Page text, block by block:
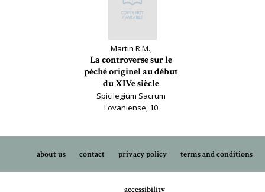
Martin R.M.,
La controverse sur le
péché originel au début
du XIVe siècle
Spicilegium Sacrum
Lovaniense, 10
about us contact privacy policy terms and conditions
accessibility